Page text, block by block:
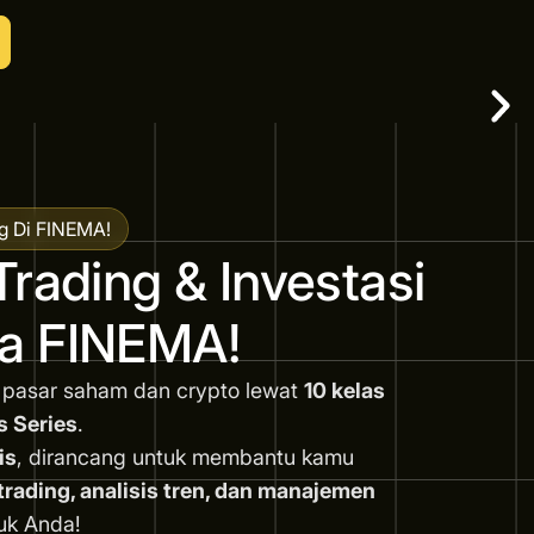
Di FINEMA!
& Investasi
FINEMA!
saham dan crypto lewat 10 kelas
Series.
, dirancang untuk membantu kamu
analisis tren, dan manajemen
Anda!